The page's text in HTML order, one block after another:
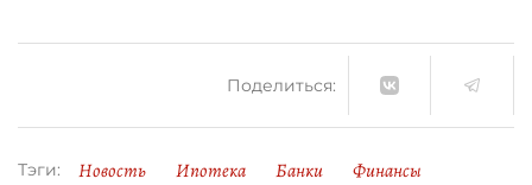
Поделиться:
Тэги: Новость Ипотека Банки
Финансы